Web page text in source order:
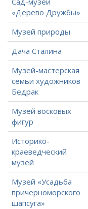
«Дерево Дружбы»
Музей природы
Дача Сталина
Музей-мастерская
семьи художников
Бедрак
Музей восковых
фигур
Историко-
краеведческий
музей
Музей «Усадьба
причерноморского
шапсуга»